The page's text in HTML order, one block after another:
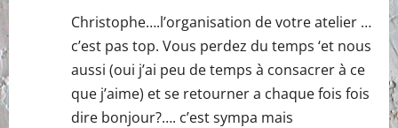
Christophe….l’organisation de votre atelier …
c’est pas top. Vous perdez du temps ‘et nous
aussi (oui j’ai peu de temps à consacrer à ce
que j’aime) et se retourner a chaque fois fois
dire bonjour?…. c’est sympa mais